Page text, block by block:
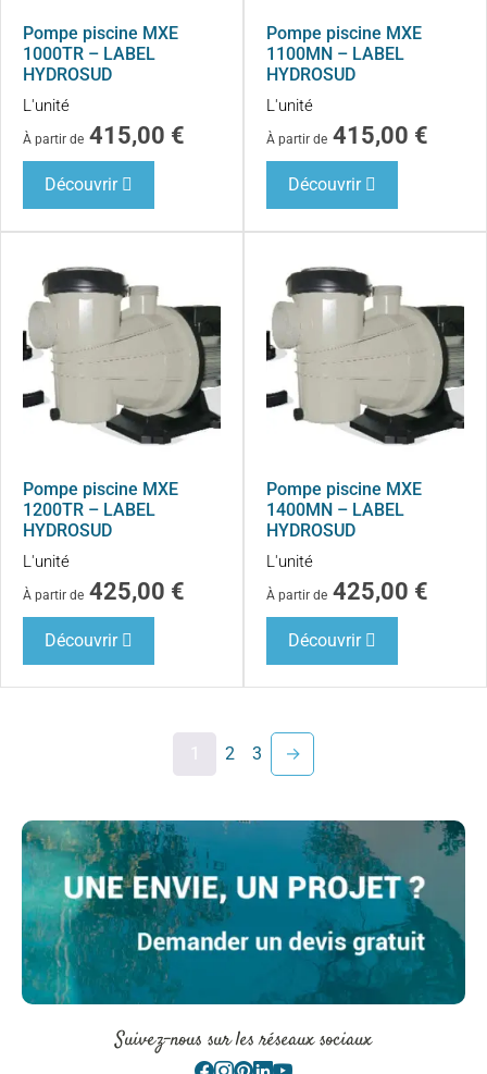
Pompe piscine MXE
1000TR – LABEL
HYDROSUD
L'unité
À partir de 415,00 €
Découvrir
Pompe piscine MXE
1100MN – LABEL
HYDROSUD
L'unité
À partir de 415,00 €
Découvrir
Pompe piscine MXE
1200TR – LABEL
HYDROSUD
L'unité
À partir de 425,00 €
Découvrir
Pompe piscine MXE
1400MN – LABEL
HYDROSUD
L'unité
À partir de 425,00 €
Découvrir
1 2 3 →
Suivez-nous sur les réseaux sociaux